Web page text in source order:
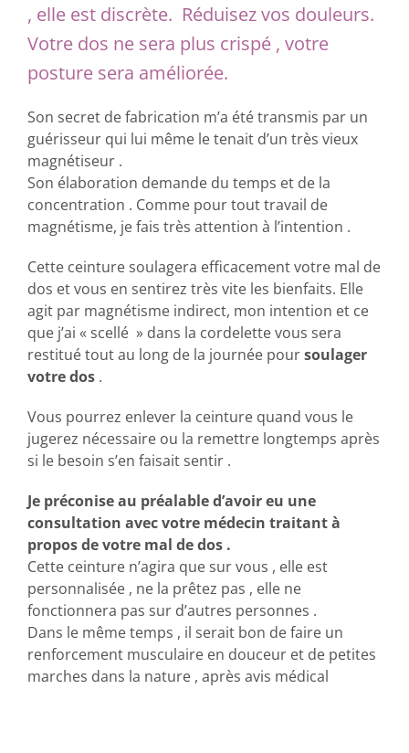
, elle est discrète. Réduisez vos douleurs.
Votre dos ne sera plus crispé , votre
posture sera améliorée.
Son secret de fabrication m’a été transmis par un
guérisseur qui lui même le tenait d’un très vieux
magnétiseur .
Son élaboration demande du temps et de la
concentration . Comme pour tout travail de
magnétisme, je fais très attention à l’intention .
Cette ceinture soulagera efficacement votre mal de
dos et vous en sentirez très vite les bienfaits. Elle
agit par magnétisme indirect, mon intention et ce
que j’ai « scellé » dans la cordelette vous sera
restitué tout au long de la journée poursoulager
votre dos .
Vous pourrez enlever la ceinture quand vous le
jugerez nécessaire ou la remettre longtemps après
si le besoin s’en faisait sentir .
Je préconise au préalable d’avoir eu une
consultation avec votre médecin traitant à
propos de votre mal de dos .
Cette ceinture n’agira que sur vous , elle est
personnalisée , ne la prêtez pas , elle ne
fonctionnera pas sur d’autres personnes .
Dans le même temps , il serait bon de faire un
renforcement musculaire en douceur et de petites
marches dans la nature , après avis médical